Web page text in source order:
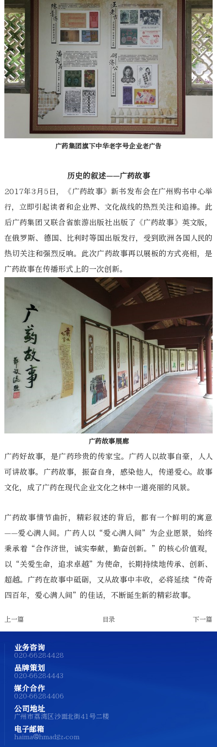
广药集团旗下中华老字号企业老广告
历史的叙述——广药故事
2017年3月5日，《广药故事》新书发布会在广州购书中心举
行，立即引起读者和企业界、文化战线的热烈关注和追捧。此
后广药集团又联合省旅游出版社出版了《广药故事》英文版，
在俄罗斯、德国、比利时等国出版发行，受到欧洲各国人民的
热切关注和强烈反响。此次广药故事再以展板的方式亮相，是
广药故事在传播形式上的一次创新。
广药故事展廊
广药好故事，是广药珍贵的传家宝。广药人以故事自豪，人人
可讲故事。广药故事，振奋自身，感染他人，传递爱心。故事
文化，成了广药在现代企业文化之林中一道亮丽的风景。
广药故事情节曲折，精彩叙述的背后，都有一个鲜明的寓意
——爱心满人间。广药人以“爱心满人间”为企业愿景，始终
秉承着“合作济世，诚实奉献，勤奋创新。”的核心价值观，
以“关爱生命，追求卓越”为使命，长期持续地传承、创新、
超越。广药在故事中砥砺，又从故事中丰收，必将延续“传奇
四百年，爱心满人间”的佳话，不断诞生新的精彩故事。
上一篇 目录 下一篇
业务咨询
020-66284428
品牌策划
020-66284443
媒介合作
020-66284406
公司地址
广州市荔湾区沙面北街41号二楼
电子邮箱
haima@hmadgz.com